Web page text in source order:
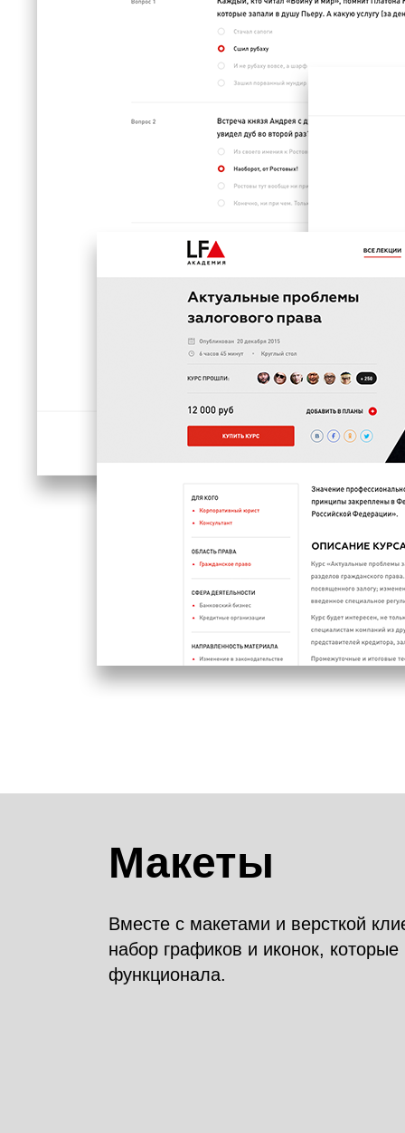
Макеты
Вместе с макетами и версткой
набор графиков и иконок,
функционала.